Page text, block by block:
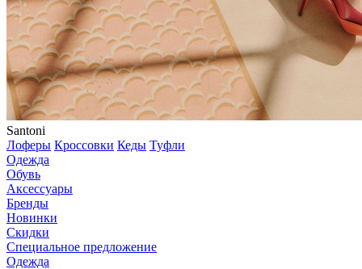
Santoni
Лоферы Кроссовки Кеды Туфли
Одежда
Обувь
Аксессуары
Бренды
Новинки
Скидки
Специальное предложение
Одежда